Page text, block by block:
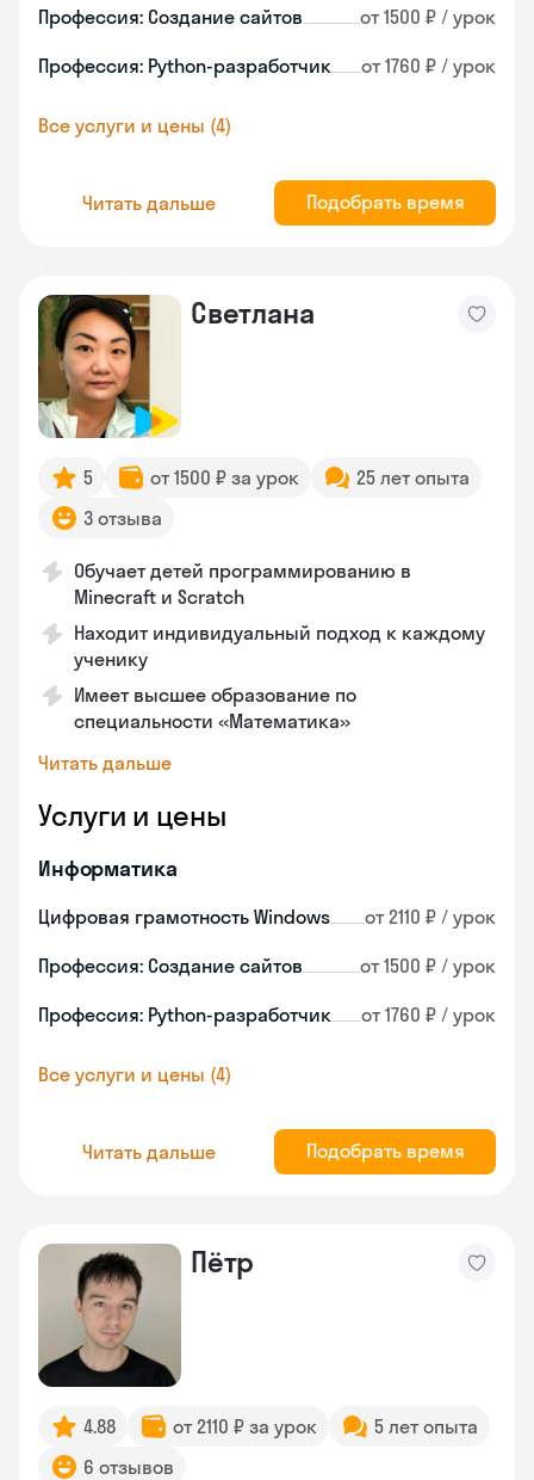
Профессия: Создание сайтов от 1500 ₽ / урок
Профессия: Python-разработчик от 1760 ₽ / урок
Все услуги и цены (4)
Читать дальше Подобрать время
Светлана
5 от 1500 ₽ за урок
25 лет опыта
3 отзыва
Обучает детей программированию в
Minecraft и Scratch
Находит индивидуальный подход к каждому
ученику
Имеет высшее образование по
специальности «Математика»
Читать дальше
Услуги и цены
Информатика
Цифровая грамотность Windows от 2110 ₽ / урок
Профессия: Создание сайтов от 1500 ₽ / урок
Профессия: Python-разработчик от 1760 ₽ / урок
Все услуги и цены (4)
Читать дальше Подобрать время
Пётр
4.88 от 2110 ₽ за урок
5 лет опыта
6 отзывов